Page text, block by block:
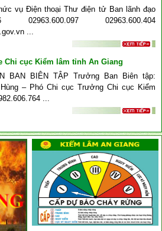
vụ Điện thoại Thư điện tử Ban lãnh đạo
02963.600.097 02963.600.404
...
Chi cục Kiểm lâm tỉnh An Giang
BAN BIÊN TẬP Trưởng Ban Biên tập:
– Phó Chi cục Trưởng Chi cục Kiểm
...